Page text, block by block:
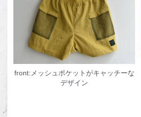
front:メッシュポケットがキャッチーな
デザイン